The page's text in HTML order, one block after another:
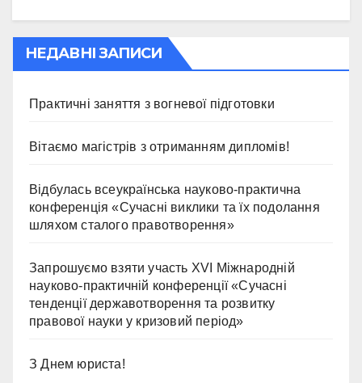
НЕДАВНІ ЗАПИСИ
Практичні заняття з вогневої підготовки
Вітаємо магістрів з отриманням дипломів!
Відбулась всеукраїнська науково-практична
конференція «Сучасні виклики та їх подолання
шляхом сталого правотворення»
Запрошуємо взяти участь ХVІ Міжнародній
науково-практичній конференції «Сучасні
тенденції державотворення та розвитку
правової науки у кризовий період»
З Днем юриста!